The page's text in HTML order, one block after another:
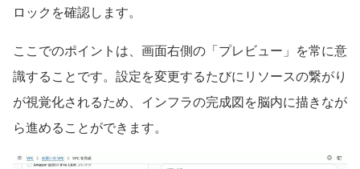
ロックを確認します。
ここでのポイントは、画面右側の「プレビュー」を常に意
識することです。設定を変更するたびにリソースの繋がり
が視覚化されるため、インフラの完成図を脳内に描きなが
ら進めることができます。